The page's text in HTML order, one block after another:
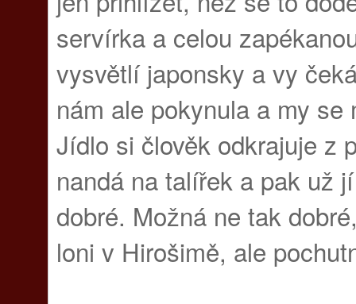
servírka a celou
vysvětlí japonsky a vy
nám ale pokynula a my
Jídlo si člověk odkrajuje z
nandá na talířek a pak už
dobré. Možná ne tak
loni v Hirošimě, ale